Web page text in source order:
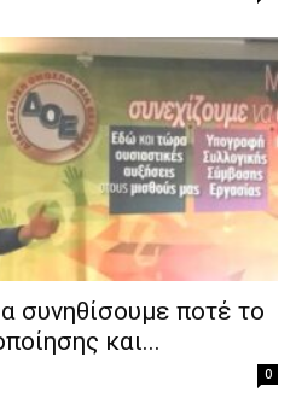
συνηθίσουμε ποτέ το
και...
0